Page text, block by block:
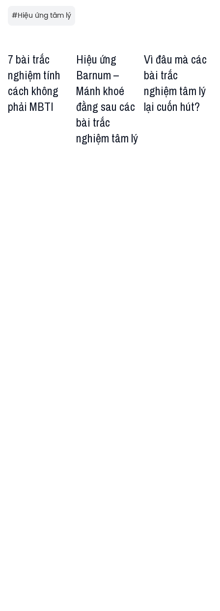
#Hiệu ứng tâm lý
7 bài trắc
nghiệm tính
cách không
phải MBTI
Hiệu ứng
Barnum –
Mánh khoé
đằng sau các
bài trắc
nghiệm tâm lý
Vì đâu mà các
bài trắc
nghiệm tâm lý
lại cuốn hút?